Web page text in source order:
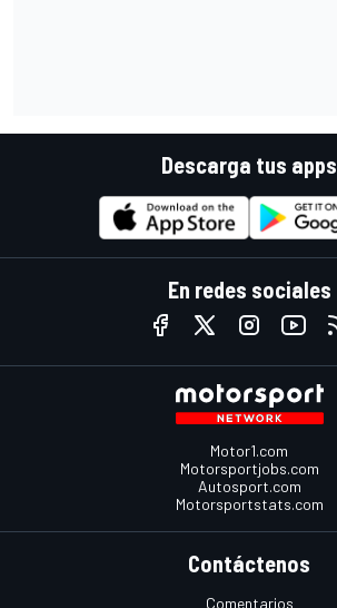
Descarga tus apps
En redes sociales
Motor1.com
Motorsportjobs.com
Autosport.com
Motorsportstats.com
Contáctenos
Comentarios